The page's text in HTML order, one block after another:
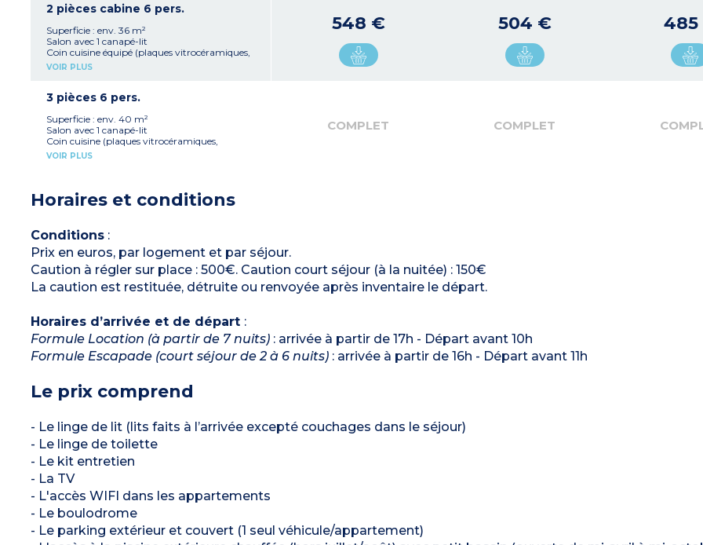
Chambre avec 1 lit double ou lit zippé (2x80)
Salle de bain avec douche
Balcon
4 appartements communiquent avec un
studio
3 appartements PMR
2 pièces cabine 6 pers.
Superficie : env. 36 m²
Salon avec 1 canapé-lit
Coin cuisine équipé (plaques vitrocéramiques,
réfrigérateur, micro-ondes combiné grill,
Chambre avec 1 lit double (160) ou 2 lits
simples (2x80)
Cabine avec 2 lits superposés
Salle de bain avec douche
WC séparés (pour la plupart)
Balcon ou terrasse
3 appartements PMR
VOIR PLUS
548 € 504 €
3 pièces 6 pers.
Superficie : env. 40 m²
Salon avec 1 canapé-lit
Coin cuisine (plaques vitrocéramiques,
réfrigérateur, micro ondes combiné grill, lave-
Chambre avec 2 lits simples (80)
Salle de bain (avec baignoire) + WC
Balcon ou terrasse
VOIR PLUS
COMPLET COMPLET
Horaires et conditions
Conditions:
Prix en euros, par logement et par séjour.
Caution à régler sur place : 500€. Caution court séjour (à la nuitée) : 150€
La caution est restituée, détruite ou renvoyée après inventaire le départ.
Horaires d’arrivée et de départ :
Formule Location (à partir de 7 nuits): arrivée à partir de 17h - Départ avant 10h
Formule Escapade (court séjour de 2 à 6 nuits): arrivée à partir de 16h - Départ avant 11h
Le prix comprend
- Le linge de lit (lits faits à l’arrivée excepté couchages dans le séjour)
- Le linge de toilette
- Le kit entretien
- La TV
- L'accès WIFI dans les appartements
- Le boulodrome
- Le parking extérieur et couvert (1 seul véhicule/appartement)